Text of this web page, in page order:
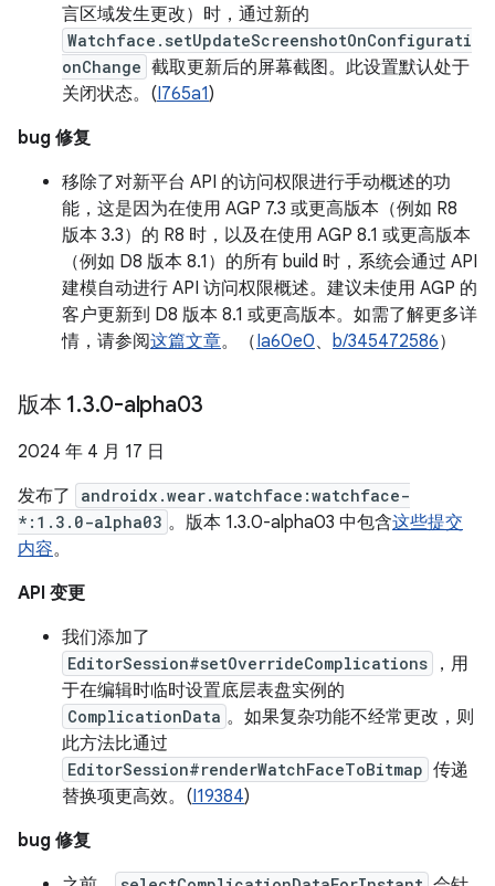
言区域发生更改）时，通过新的
Watchface.setUpdateScreenshotOnConfigurati
onChange 截取更新后的屏幕截图。此设置默认处于
关闭状态。(I765a1)
bug 修复
移除了对新平台 API 的访问权限进行手动概述的功
能，这是因为在使用 AGP 7.3 或更高版本（例如 R8
版本 3.3）的 R8 时，以及在使用 AGP 8.1 或更高版本
（例如 D8 版本 8.1）的所有 build 时，系统会通过 API
建模自动进行 API 访问权限概述。建议未使用 AGP 的
客户更新到 D8 版本 8.1 或更高版本。如需了解更多详
情，请参阅这篇文章。（Ia60e0、 b/345472586）
版本 1.3.0-alpha03
2024 年 4 月 17 日
发布了
androidx.wear.watchface:watchface-
*:1.3.0-alpha03 。版本 1.3.0-alpha03 中包含这些提交
内容。
API 变更
我们添加了
EditorSession#setOverrideComplications
，用
于在编辑时临时设置底层表盘实例的
ComplicationData 。如果复杂功能不经常更改，则
此方法比通过
EditorSession#renderWatchFaceToBitmap 传递
替换项更高效。(I19384)
bug 修复